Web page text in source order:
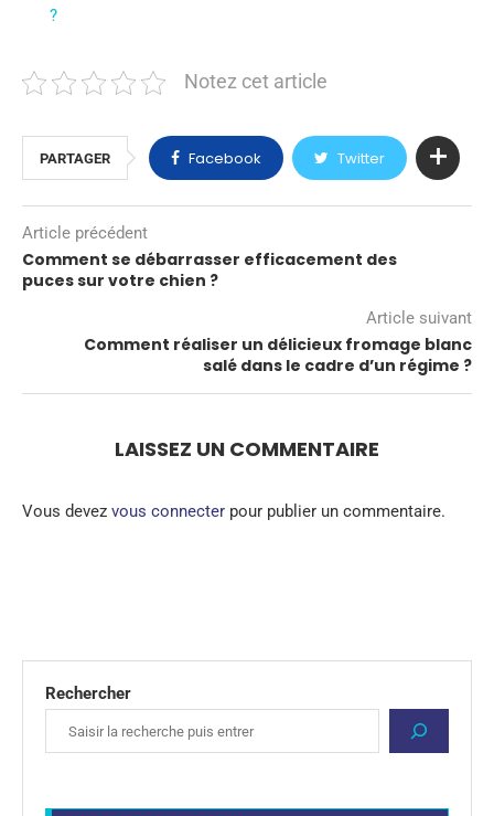
?
Notez cet article
PARTAGER Facebook Twitter
Article précédent
Comment se débarrasser efficacement des
puces sur votre chien ?
Article suivant
Comment réaliser un délicieux fromage blanc
salé dans le cadre d’un régime ?
LAISSEZ UN COMMENTAIRE
Vous devez vous connecter pour publier un commentaire.
Rechercher